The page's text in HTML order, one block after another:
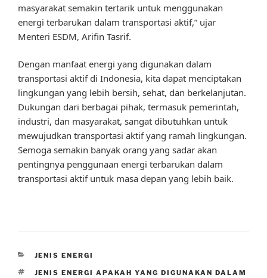
masyarakat semakin tertarik untuk menggunakan
energi terbarukan dalam transportasi aktif,” ujar
Menteri ESDM, Arifin Tasrif.
Dengan manfaat energi yang digunakan dalam
transportasi aktif di Indonesia, kita dapat menciptakan
lingkungan yang lebih bersih, sehat, dan berkelanjutan.
Dukungan dari berbagai pihak, termasuk pemerintah,
industri, dan masyarakat, sangat dibutuhkan untuk
mewujudkan transportasi aktif yang ramah lingkungan.
Semoga semakin banyak orang yang sadar akan
pentingnya penggunaan energi terbarukan dalam
transportasi aktif untuk masa depan yang lebih baik.
CATEGORIES
JENIS ENERGI
TAGS
JENIS ENERGI APAKAH YANG DIGUNAKAN DALAM